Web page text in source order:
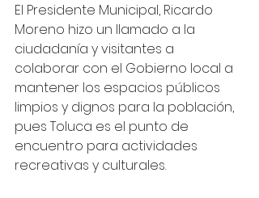
El Presidente Municipal, Ricardo
Moreno hizo un llamado a la
ciudadanía y visitantes a
colaborar con el Gobierno local a
mantener los espacios públicos
limpios y dignos para la población,
pues Toluca es el punto de
encuentro para actividades
recreativas y culturales.